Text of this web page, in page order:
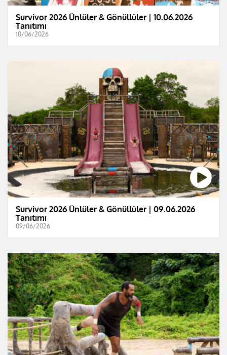
Survivor 2026 Ünlüler & Gönüllüler | 10.06.2026
Tanıtımı
10/06/2026
Survivor 2026 Ünlüler & Gönüllüler | 09.06.2026
Tanıtımı
09/06/2026